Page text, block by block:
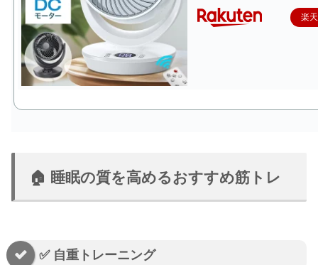
楽
🏠 睡眠の質を高めるおすすめ筋トレ
✅ 自重トレーニング